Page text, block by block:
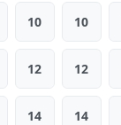
10 10
12 12
14 14